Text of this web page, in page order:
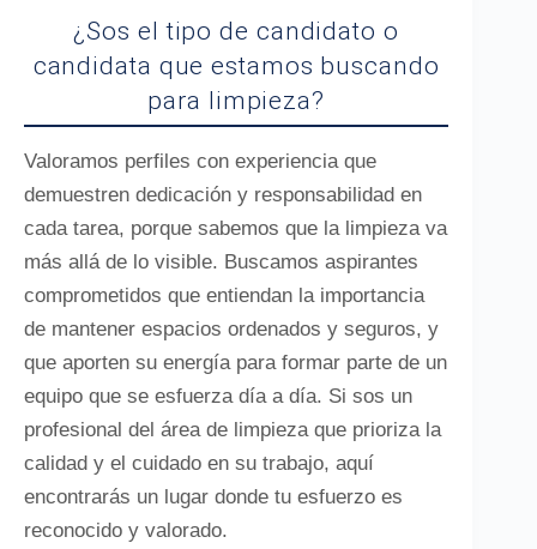
¿Sos el tipo de candidato o
candidata que estamos buscando
para limpieza?
Valoramos perfiles con experiencia que
demuestren dedicación y responsabilidad en
cada tarea, porque sabemos que la limpieza va
más allá de lo visible. Buscamos aspirantes
comprometidos que entiendan la importancia
de mantener espacios ordenados y seguros, y
que aporten su energía para formar parte de un
equipo que se esfuerza día a día. Si sos un
profesional del área de limpieza que prioriza la
calidad y el cuidado en su trabajo, aquí
encontrarás un lugar donde tu esfuerzo es
reconocido y valorado.